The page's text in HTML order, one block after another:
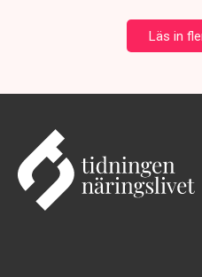
Läs in